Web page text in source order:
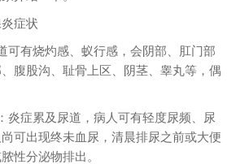
症状
可有烧灼感、蚁行感，会阴部、肛门部
腹股沟、耻骨上区、阴茎、睾丸等，偶
炎症累及尿道，病人可有轻度尿频、尿
可出现终未血尿，清晨排尿之前或大便
性分泌物排出。